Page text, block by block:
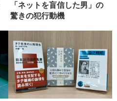
「ネットを盲信した男」の
驚きの犯行動機